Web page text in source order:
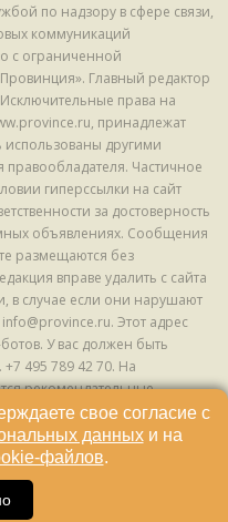
по надзору в сфере связи,
коммуникаций
с ограниченной
Главный редактор
права на
принадлежат
другими
Частичное
гиперссылки на сайт
за достоверность
объявлениях. Сообщения
размещаются без
вправе удалить с сайта
в случае если они нарушают
Этот адрес
У вас должен быть
495 789 42 70. На
рекомендательные
предоставления
и анализа сведений,
сети "Интернет",
Федерации) © ООО ИД
свое согласие с
данныхи на
файлов.